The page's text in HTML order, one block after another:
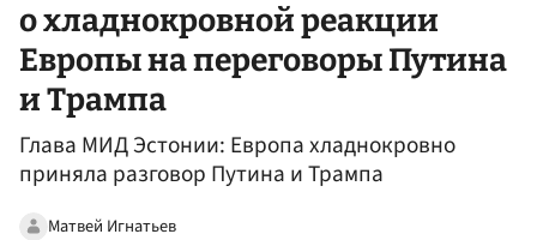
о хладнокровной реакции
Европы на переговоры Путина
и Трампа
Глава МИД Эстонии: Европа хладнокровно
приняла разговор Путина и Трампа
Матвей Игнатьев